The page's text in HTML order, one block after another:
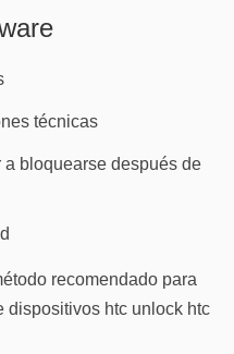
técnicas
bloquearse después de
recomendado para
dispositivos htc unlock htc